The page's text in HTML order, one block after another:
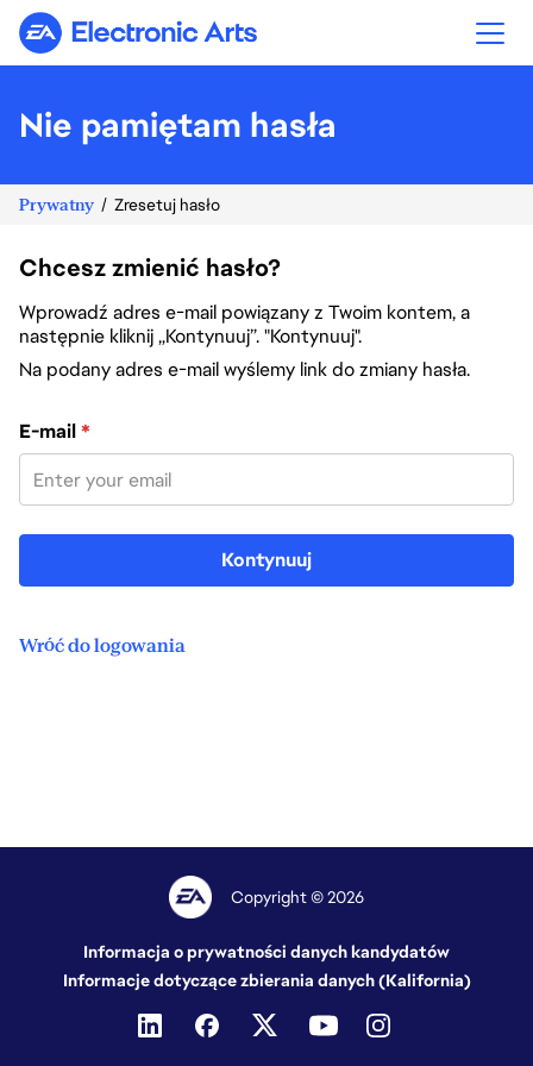
Electronic Arts
Nie pamiętam hasła
Prywatny Zresetuj hasło
Chcesz zmienić hasło?
Wprowadź adres e-mail powiązany z Twoim kontem, a
następnie kliknij „Kontynuuj”. "Kontynuuj".
Na podany adres e-mail wyślemy link do zmiany hasła.
Zresetuj hasło za pomocą adresu e-mail
E-mail*
Kontynuuj
Wróć do logowania
Copyright © 2026
Informacja o prywatności danych kandydatów
Informacje dotyczące zbierania danych (Kalifornia)